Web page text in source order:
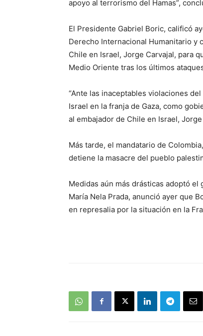
apoyo al terrorismo del Hamas”,
El Presidente Gabriel Boric, calificó
Derecho Internacional Humanitario y
Chile en Israel, Jorge Carvajal, para
Medio Oriente tras los últimos
“Ante las inaceptables violaciones
Israel en la franja de Gaza, como
al embajador de Chile en Israel,
Más tarde, el mandatario de
detiene la masacre del pueblo
Medidas aún más drásticas adoptó
María Nela Prada, anunció ayer que
en represalia por la situación en la